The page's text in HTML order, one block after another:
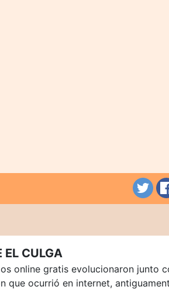
EL CULGA
online gratis evolucionaron junto
que ocurrió en internet,